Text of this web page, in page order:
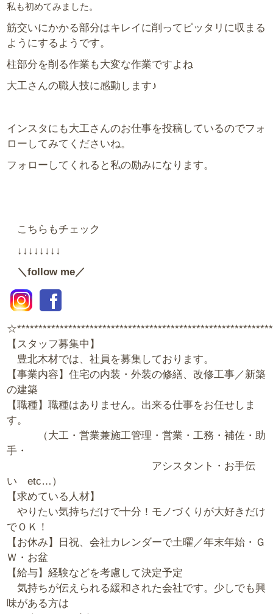
私も初めてみました。
筋交いにかかる部分はキレイに削ってピッタリに収まる
ようにするようです。
柱部分を削る作業も大変な作業ですよね
大工さんの職人技に感動します♪
インスタにも大工さんのお仕事を投稿しているのでフォ
ローしてみてくださいね。
フォローしてくれると私の励みになります。
こちらもチェック
↓↓↓↓↓↓↓↓
＼follow me／
【スタッフ募集中】
豊北木材では、社員を募集しております。
【事業内容】住宅の内装・外装の修繕、改修工事／新築
の建築
【職種】職種はありません。出来る仕事をお任せしま
す。
（大工・営業兼施工管理・営業・工務・補佐・助
手・
アシスタント・お手伝
い etc…）
【求めている人材】
やりたい気持ちだけで十分！モノづくりが大好きだけ
でＯＫ！
【お休み】日祝、会社カレンダーで土曜／年末年始・Ｇ
Ｗ・お盆
【給与】経験などを考慮して決定予定
気持ちが伝えられる緩和された会社です。少しでも興
味がある方は